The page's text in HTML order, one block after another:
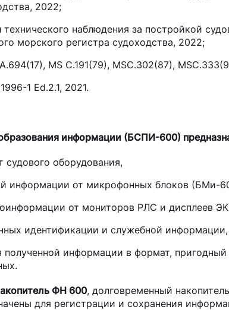
2022;
наблюдения за постройкой
морского регистра судоходства, 2022;
MS C.191(79), MSC.302(87),
1 Ed.2.1, 2021.
информации (БСПИ-600)
судового оборудования,
информации от микрофонных блоков (БМи-
от мониторов РЛС и дисплеев
идентификации и служебной информации,
полученной информации в формат,
ФН 600, долговременный
для регистрации и сохранения